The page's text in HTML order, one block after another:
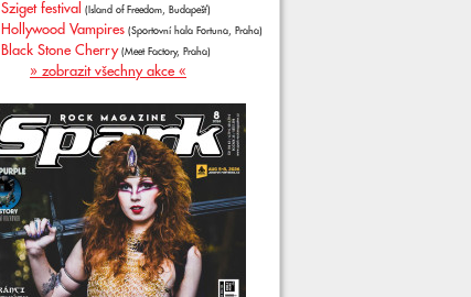
Sziget festival (Island of Freedom, Budapešť)
Hollywood Vampires (Sportovní hala Fortuna, Praha)
Black Stone Cherry (Meet Factory, Praha)
» zobrazit všechny akce «